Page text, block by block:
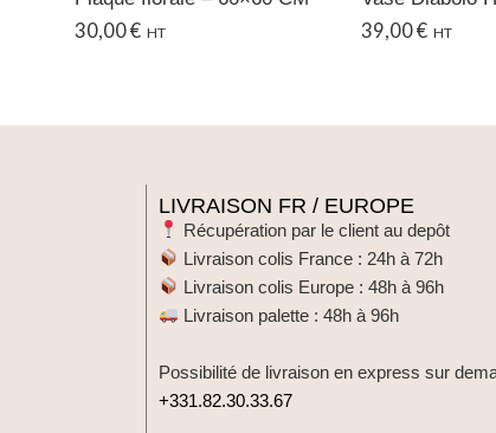
30,00€ HT
39,00€ HT
LIVRAISON FR / EUROPE
Récupération par le client au depôt
Livraison colis France : 24h à 72h
Livraison colis Europe : 48h à 96h
Livraison palette : 48h à 96h
Possibilité de livraison en express sur
+331.82.30.33.67